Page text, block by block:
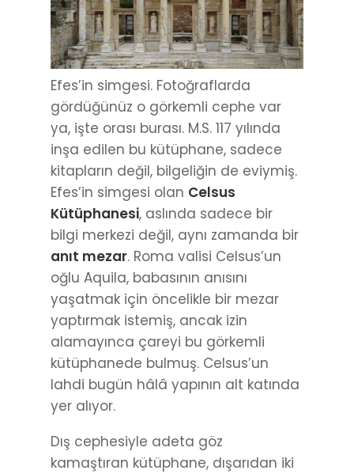
Efes’in simgesi. Fotoğraflarda
gördüğünüz o görkemli cephe var
ya, işte orası burası. M.S. 117 yılında
inşa edilen bu kütüphane, sadece
kitapların değil, bilgeliğin de eviymiş.
Efes’in simgesi olan Celsus
Kütüphanesi, aslında sadece bir
bilgi merkezi değil, aynı zamanda bir
anıt mezar. Roma valisi Celsus’un
oğlu Aquila, babasının anısını
yaşatmak için öncelikle bir mezar
yaptırmak istemiş, ancak izin
alamayınca çareyi bu görkemli
kütüphanede bulmuş. Celsus’un
lahdi bugün hâlâ yapının alt katında
yer alıyor.
Dış cephesiyle adeta göz
kamaştıran kütüphane, dışarıdan iki